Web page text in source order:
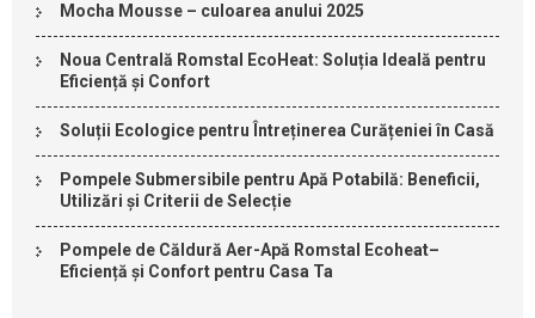
Mocha Mousse – culoarea anului 2025
Noua Centrală Romstal EcoHeat: Soluția Ideală pentru
Eficiență și Confort
Soluții Ecologice pentru Întreținerea Curățeniei în Casă
Pompele Submersibile pentru Apă Potabilă: Beneficii,
Utilizări și Criterii de Selecție
Pompele de Căldură Aer-Apă Romstal Ecoheat–
Eficiență și Confort pentru Casa Ta